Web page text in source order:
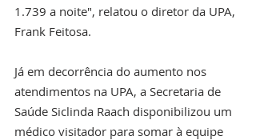
1.739 a noite", relatou o diretor da UPA,
Frank Feitosa.
Já em decorrência do aumento nos
atendimentos na UPA, a Secretaria de
Saúde Siclinda Raach disponibilizou um
médico visitador para somar à equipe